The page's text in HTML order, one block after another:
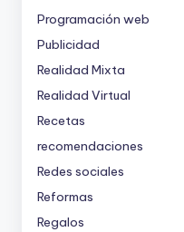
Programación web
Publicidad
Realidad Mixta
Realidad Virtual
Recetas
recomendaciones
Redes sociales
Reformas
Regalos